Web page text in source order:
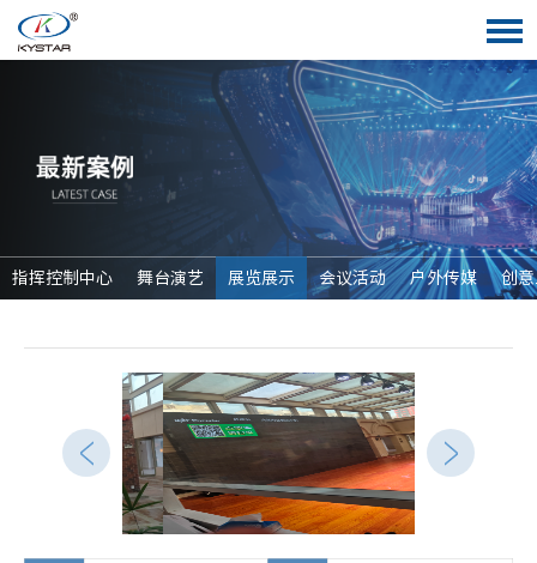
指挥控制中心 舞台演艺 展览展示 会议活动 户外传媒 创